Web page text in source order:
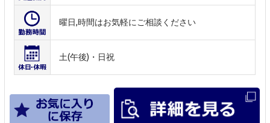
曜日,時間はお気軽にご相談ください
土(午後)・日祝